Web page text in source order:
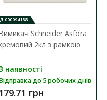
2-на з
з ..
000094188
Schneider Asfora
2кл з рамкою
наявності
до 5 робочих днів
грн